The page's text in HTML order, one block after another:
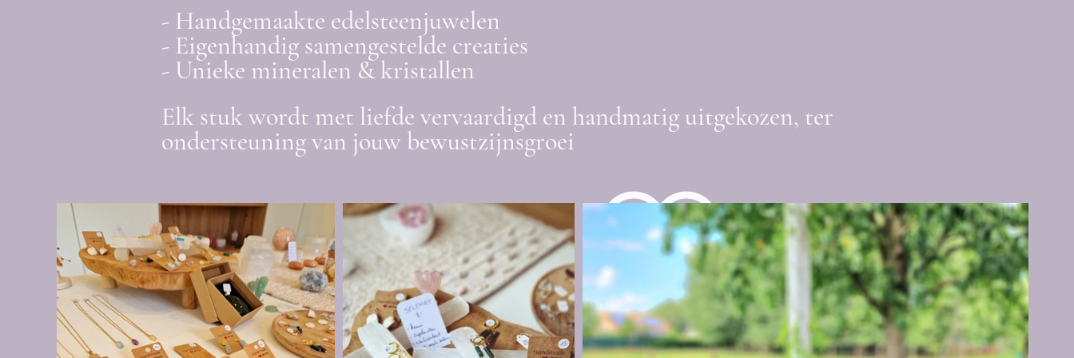
- Handgemaakte edelsteenjuwelen
- Eigenhandig samengestelde creaties
- Unieke mineralen & kristallen
Elk stuk wordt met liefde vervaardigd en handmatig uitgekozen, ter
ondersteuning van jouw bewustzijnsgroei